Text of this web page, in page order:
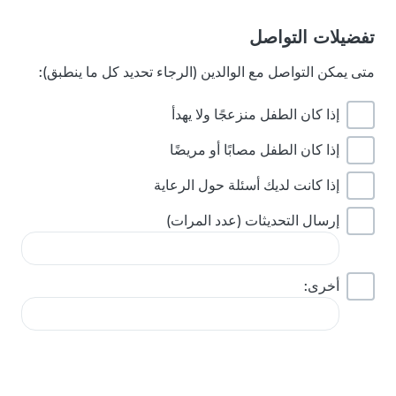
تفضيلات التواصل
متى يمكن التواصل مع الوالدين (الرجاء تحديد كل ما ينطبق):
إذا كان الطفل منزعجًا ولا يهدأ
إذا كان الطفل مصابًا أو مريضًا
إذا كانت لديك أسئلة حول الرعاية
إرسال التحديثات (عدد المرات)
أخرى: